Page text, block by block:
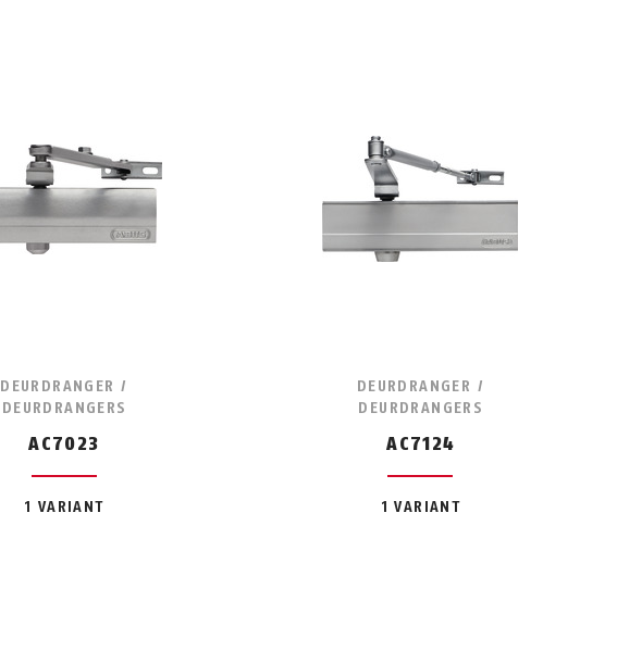
DEURDRANGER /
DEURDRANGERS
AC7023
1 VARIANT
DEURDRANGER /
DEURDRANGERS
AC7124
1 VARIANT